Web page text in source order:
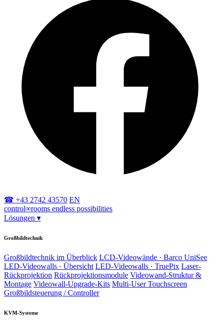
☎ +43 2742 43570 EN
control∞rooms endless possibilities
Lösungen ▾
Großbildtechnik
Großbildtechnik im Überblick LCD-Videowände · Barco UniSee
LED-Videowalls · Übersicht LED-Videowalls · TruePix Laser-
Rückprojektion Rückprojektionsmodule Videowand-Struktur &
Montage Videowall-Upgrade-Kits Multi-User Touchscreen
Großbildsteuerung / Controller
KVM-Systeme